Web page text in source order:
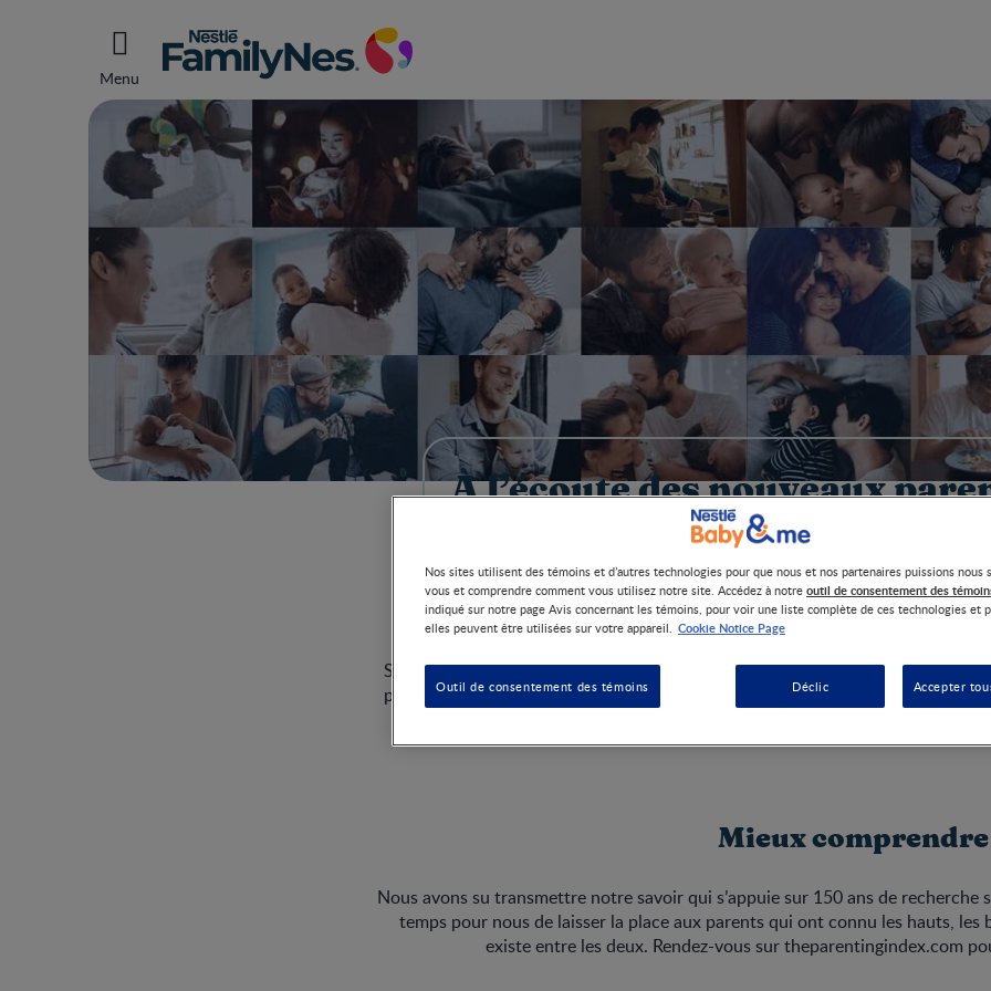
Menu
À l’écoute des nouveaux
S’il y a une chose que tous les parents savent, c’est qu’une fois qu’on en
passe exactement comme prévu. Afin de mieux soutenir et comprendre les
Mieux
Nous avons su transmettre notre savoir qui s’appuie sur 150 ans de recherche
temps pour nous de laisser la place aux parents qui ont connu les hauts, les
existe entre les deux. Rendez-vous sur theparentingindex.com
Nos sites utilisent des témoins et d’autres technologies pour que nous et nos partenaires puissions nous
vous et comprendre comment vous utilisez notre site. Accédez à notre outil de consentement des
indiqué sur notre page Avis concernant les témoins, pour voir une liste complète de ces technologies et
elles peuvent être utilisées sur votre appareil. Cookie Notice Page
Déclic Accepter
Outil de consentement des témoins